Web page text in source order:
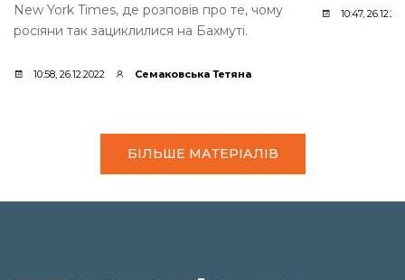
New York Times, де розповів про те, чому
росіяни так зациклилися на Бахмуті.
10:58, 26.12.2022 Семаковська Тетяна
10:47,
БІЛЬШЕ МАТЕРІАЛІВ